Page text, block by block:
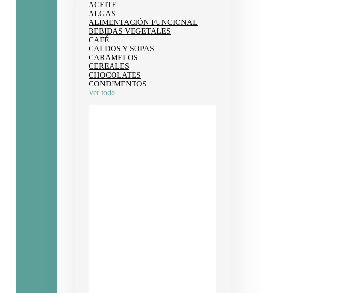
ACEITE
ALGAS
ALIMENTACIÓN FUNCIONAL
BEBIDAS VEGETALES
CAFÉ
CALDOS Y SOPAS
CARAMELOS
CEREALES
CHOCOLATES
CONDIMENTOS
Ver todo